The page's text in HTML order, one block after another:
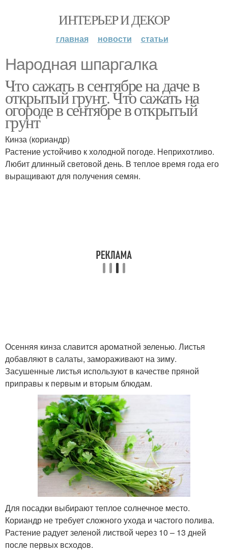
ИНТЕРЬЕР И ДЕКОР
главная новости статьи
Народная шпаргалка
Что сажать в сентябре на даче в
открытый грунт. Что сажать на
огороде в сентябре в открытый
грунт
Кинза (кориандр)
Растение устойчиво к холодной погоде. Неприхотливо.
Любит длинный световой день. В теплое время года его
выращивают для получения семян.
Осенняя кинза славится ароматной зеленью. Листья
добавляют в салаты, замораживают на зиму.
Засушенные листья используют в качестве пряной
приправы к первым и вторым блюдам.
Для посадки выбирают теплое солнечное место.
Кориандр не требует сложного ухода и частого полива.
Растение радует зеленой листвой через 10 – 13 дней
после первых всходов.